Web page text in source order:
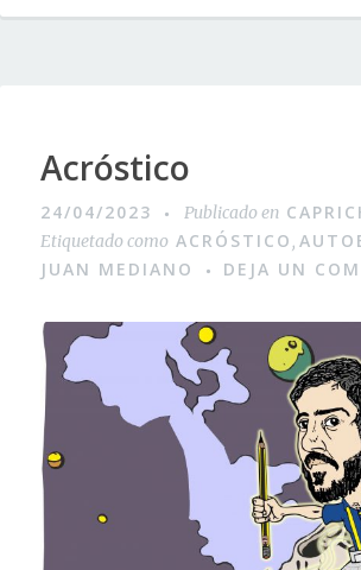
Acróstico
24/04/2023 Publicado en
Etiquetado como ACRÓSTICO,
JUAN MEDIANO DEJA UN